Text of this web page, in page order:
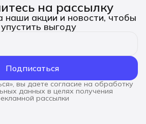
на рассылку
наши акции и новости, чтобы
выгоду
Подписаться
вы даете согласие на обработку
данных в целях получения
рассылки